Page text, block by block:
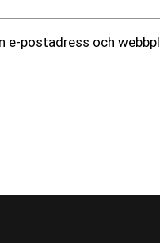
e-postadress och